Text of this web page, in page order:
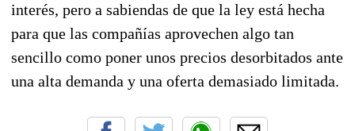
interés, pero a sabiendas de que la ley está hecha
para que las compañías aprovechen algo tan
sencillo como poner unos precios desorbitados ante
una alta demanda y una oferta demasiado limitada.